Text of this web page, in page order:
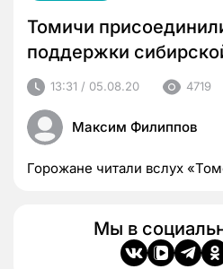
Томичи
поддержки
13:31 / 05.08.20 4719
Максим Филиппов
Горожане читали вслух
Мы в